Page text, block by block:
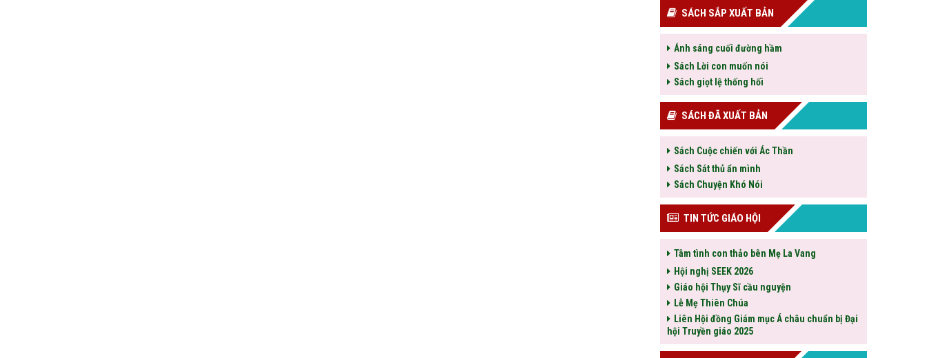
SÁCH SẮP XUẤT BẢN
Ánh sáng cuối đường hầm
Sách Lời con muốn nói
Sách giọt lệ thống hối
SÁCH ĐÃ XUẤT BẢN
Sách Cuộc chiến với Ác Thần
Sách Sát thủ ẩn mình
Sách Chuyện Khó Nói
TIN TỨC GIÁO HỘI
Tâm tình con thảo bên Mẹ La Vang
Hội nghị SEEK 2026
Giáo hội Thụy Sĩ cầu nguyện
Lễ Mẹ Thiên Chúa
Liên Hội đồng Giám mục Á châu chuẩn bị Đại
hội Truyền giáo 2025